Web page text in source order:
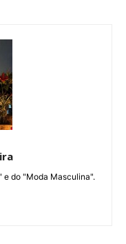
e do "Moda Masculina".